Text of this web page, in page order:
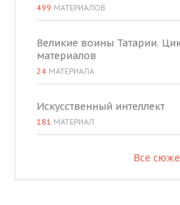
499 МАТЕРИАЛОВ
Великие воины Татарии.
материалов
24 МАТЕРИАЛА
Искусственный интеллект
181 МАТЕРИАЛ
Все